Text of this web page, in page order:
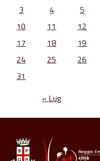
3
4 5
10
11 12
17
18 19
24
25 26
31
« Lug